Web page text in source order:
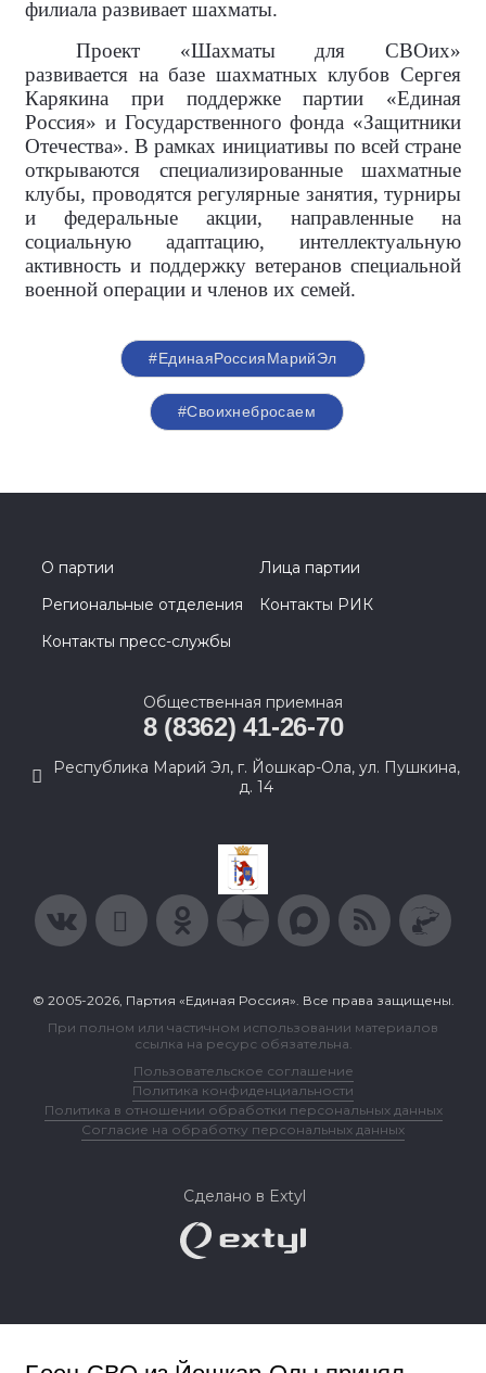
филиала развивает шахматы.
Проект «Шахматы для СВОих»
развивается на базе шахматных клубов Сергея
Карякина при поддержке партии «Единая
Россия» и Государственного фонда «Защитники
Отечества». В рамках инициативы по всей стране
открываются специализированные шахматные
клубы, проводятся регулярные занятия, турниры
и федеральные акции, направленные на
социальную адаптацию, интеллектуальную
активность и поддержку ветеранов специальной
военной операции и членов их семей.
#ЕдинаяРоссияМарийЭл
#Своихнебросаем
О партии
Лица партии
Региональные отделения
Контакты РИК
Контакты пресс-службы
Общественная приемная
8 (8362) 41-26-70
Республика Марий Эл, г. Йошкар-Ола, ул. Пушкина,
д. 14
© 2005-2026, Партия «Единая Россия». Все права защищены.
При полном или частичном использовании материалов
ссылка на ресурс обязательна.
Пользовательское соглашение
Политика конфиденциальности
Политика в отношении обработки персональных данных
Согласие на обработку персональных данных
Сделано в Extyl